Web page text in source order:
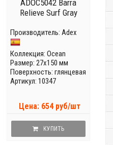
ADOC5042 Barra
Relieve Surf Gray
Производитель: Adex
Коллекция: Ocean
Размер: 27x150 мм
Поверхность: глянцевая
Артикул: 10347
Цена: 654 руб/шт
КУПИТЬ